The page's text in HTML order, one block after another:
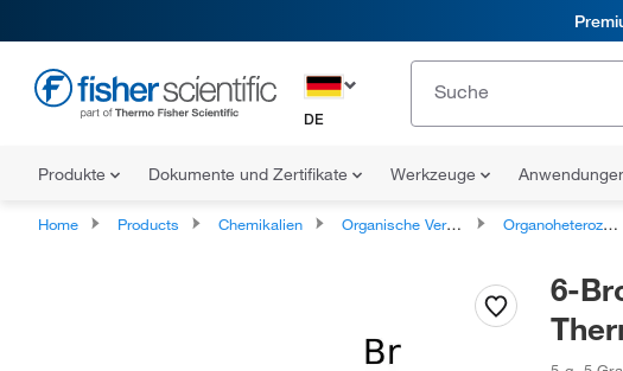
DE
Produkte Dokumente und Zertifikate Werkzeuge
Home Products Chemikalien Organische Verbindungen Organoheterozyklische Verbindungen
6-